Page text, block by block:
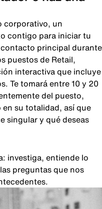
corporativo, un
contigo para iniciar tu
principal durante
puestos de Retail,
interactiva que incluye
Te tomará entre 10 y 20
del puesto,
su totalidad, así que
singular y qué deseas
investiga, entiende lo
preguntas que nos